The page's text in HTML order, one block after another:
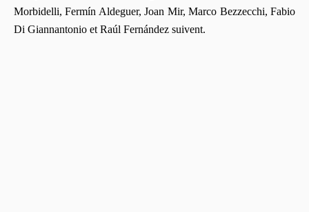
Morbidelli, Fermín Aldeguer, Joan Mir, Marco Bezzecchi, Fabio
Di Giannantonio et Raúl Fernández suivent.